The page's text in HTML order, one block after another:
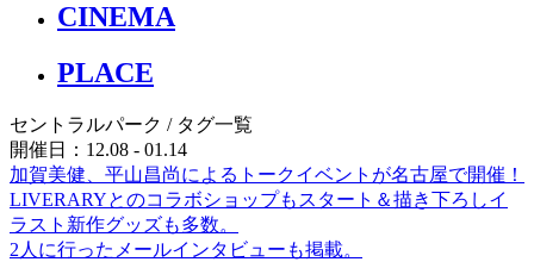
CINEMA
PLACE
セントラルパーク / タグ一覧
開催日：12.08 - 01.14
加賀美健、平山昌尚によるトークイベントが名古屋で開催！
LIVERARYとのコラボショップもスタート＆描き下ろしイ
ラスト新作グッズも多数。
2人に行ったメールインタビューも掲載。